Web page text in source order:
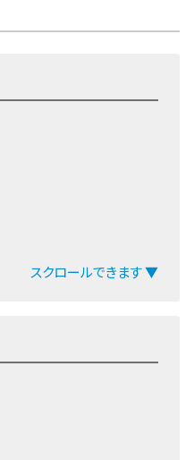
スクロールできます ▼